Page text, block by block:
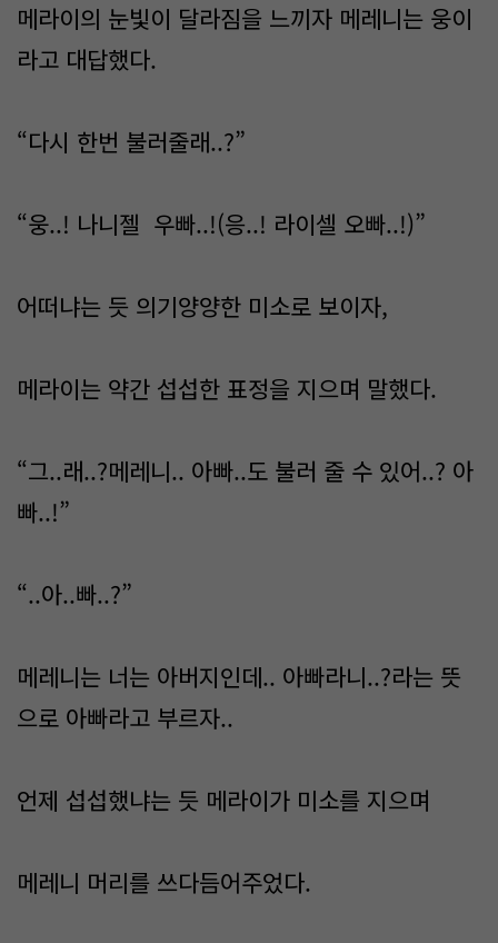
메라이의 눈빛이 달라짐을 느끼자 메레니는 웅이
라고 대답했다.
“다시 한번 불러줄래..?”
“웅..! 나니젤 우빠..!(응..! 라이셀 오빠..!)”
어떠냐는 듯 의기양양한 미소로 보이자,
메라이는 약간 섭섭한 표정을 지으며 말했다.
“그..래..?메레니.. 아빠..도 불러 줄 수 있어..? 아
빠..!”
“..아..빠..?”
메레니는 너는 아버지인데.. 아빠라니..?라는 뜻
으로 아빠라고 부르자..
언제 섭섭했냐는 듯 메라이가 미소를 지으며
메레니 머리를 쓰다듬어주었다.